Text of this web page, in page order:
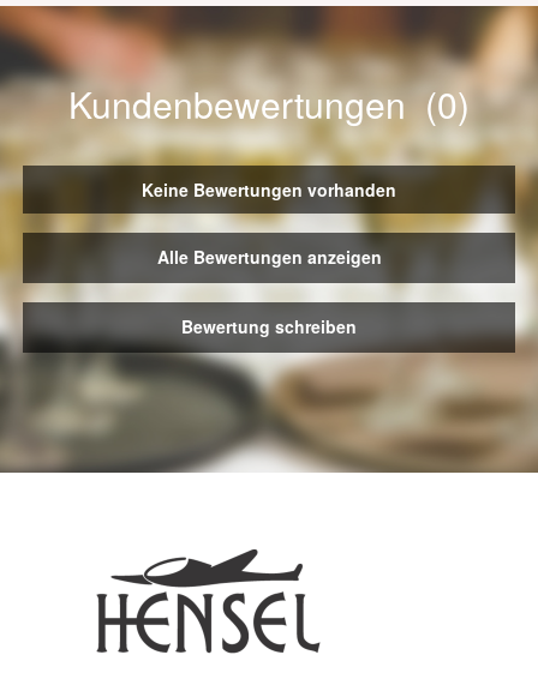
Kundenbewertungen (0)
Keine Bewertungen vorhanden
Alle Bewertungen anzeigen
Bewertung schreiben